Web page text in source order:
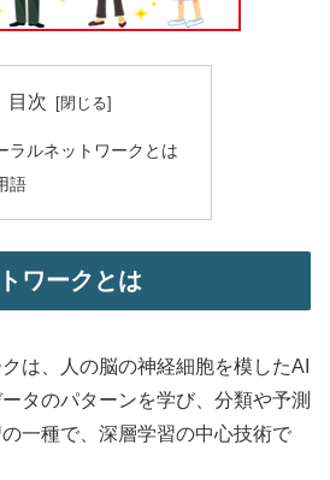
目次
ラルネットワークとは
語
ワークとは
は、人の脳の神経細胞を模したAI
タのパターンを学び、分類や予測
一種で、深層学習の中心技術で